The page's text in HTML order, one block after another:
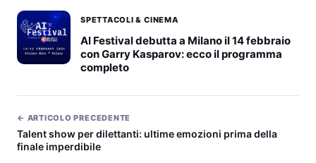
SPETTACOLI & CINEMA
AI Festival debutta a Milano il 14 febbraio
con Garry Kasparov: ecco il programma
completo
← ARTICOLO PRECEDENTE
Talent show per dilettanti: ultime emozioni prima della
finale imperdibile